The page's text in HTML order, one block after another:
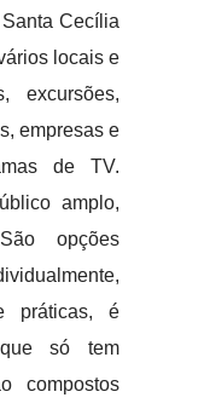
Cecília
locais e
excursões,
empresas e
de TV.
amplo,
opções
práticas, é
só tem
compostos